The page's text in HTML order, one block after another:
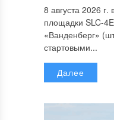
8 августа 2026
площадки SLC-
«Ванденберг»
стартовыми...
Далее